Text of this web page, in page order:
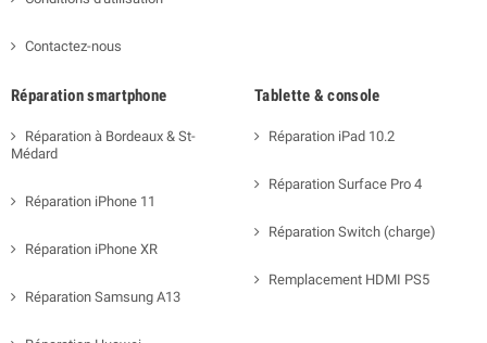
Contactez-nous
Réparation smartphone
Réparation à Bordeaux & St-
Médard
Réparation iPhone 11
Réparation iPhone XR
Réparation Samsung A13
Tablette & console
Réparation iPad 10.2
Réparation Surface Pro 4
Réparation Switch (charge)
Remplacement HDMI PS5